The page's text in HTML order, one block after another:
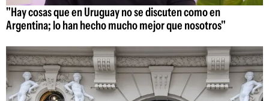
"Hay cosas que en Uruguay no se discuten como en
Argentina; lo han hecho mucho mejor que nosotros"